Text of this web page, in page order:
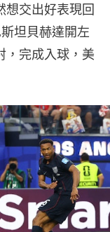
想交出好表現回
坦貝赫達開左
，完成入球，美